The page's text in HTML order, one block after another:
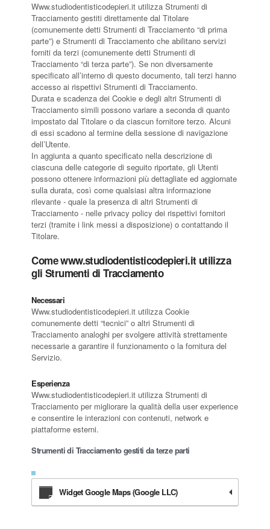
Www.studiodentisticodepieri.it utilizza Strumenti di
Tracciamento gestiti direttamente dal Titolare
(comunemente detti Strumenti di Tracciamento “di prima
parte”) e Strumenti di Tracciamento che abilitano servizi
forniti da terzi (comunemente detti Strumenti di
Tracciamento “di terza parte”). Se non diversamente
specificato all’interno di questo documento, tali terzi hanno
accesso ai rispettivi Strumenti di Tracciamento.
Durata e scadenza dei Cookie e degli altri Strumenti di
Tracciamento simili possono variare a seconda di quanto
impostato dal Titolare o da ciascun fornitore terzo. Alcuni
di essi scadono al termine della sessione di navigazione
dell’Utente.
In aggiunta a quanto specificato nella descrizione di
ciascuna delle categorie di seguito riportate, gli Utenti
possono ottenere informazioni più dettagliate ed aggiornate
sulla durata, così come qualsiasi altra informazione
rilevante - quale la presenza di altri Strumenti di
Tracciamento - nelle privacy policy dei rispettivi fornitori
terzi (tramite i link messi a disposizione) o contattando il
Titolare.
Come www.studiodentisticodepieri.it utilizza
gli Strumenti di Tracciamento
Necessari
Www.studiodentisticodepieri.it utilizza Cookie
comunemente detti “tecnici” o altri Strumenti di
Tracciamento analoghi per svolgere attività strettamente
necessarie a garantire il funzionamento o la fornitura del
Servizio.
Esperienza
Www.studiodentisticodepieri.it utilizza Strumenti di
Tracciamento per migliorare la qualità della user experience
e consentire le interazioni con contenuti, network e
piattaforme esterni.
Strumenti di Tracciamento gestiti da terze parti
Widget Google Maps (Google LLC)